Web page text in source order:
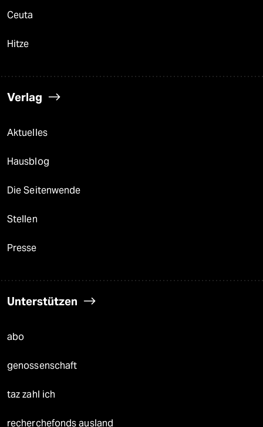
Ceuta
Hitze
Verlag
Aktuelles
Hausblog
Die Seitenwende
Stellen
Presse
Unterstützen
abo
genossenschaft
taz zahl ich
recherchefonds ausland